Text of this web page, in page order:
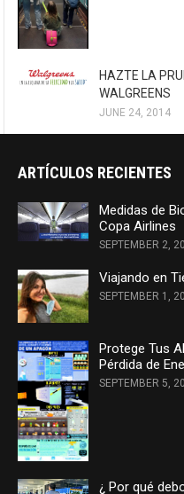
HAZTE LA
WALGREENS
JUNE 24, 2014
ARTÍCULOS RECIENTES
Medidas de
Copa Airlines
SEPTEMBER 2,
Viajando en
SEPTEMBER 1,
Protege Tus
Pérdida de
SEPTEMBER 5,
¿ Por qué